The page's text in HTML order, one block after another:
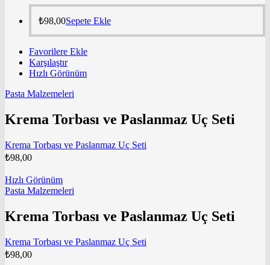
₺98,00Sepete Ekle
Favorilere Ekle
Karşılaştır
Hızlı Görünüm
Pasta Malzemeleri
Krema Torbası ve Paslanmaz Uç Seti
Krema Torbası ve Paslanmaz Uç Seti
₺98,00
Hızlı Görünüm
Pasta Malzemeleri
Krema Torbası ve Paslanmaz Uç Seti
Krema Torbası ve Paslanmaz Uç Seti
₺98,00